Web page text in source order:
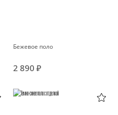
Бежевое поло
2 890 ₽